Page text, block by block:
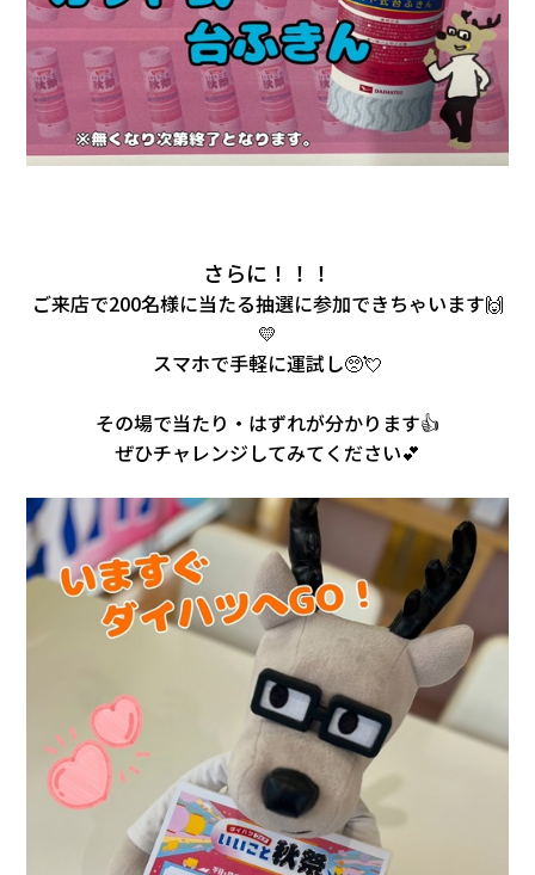
さらに！！！
ご来店で200名様に当たる抽選に参加できちゃいます🙌
💛
スマホで手軽に運試し🥺💘
その場で当たり・はずれが分かります👍
ぜひチャレンジしてみてください💕